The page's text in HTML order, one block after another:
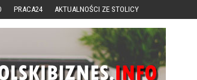
PRACA24 AKTUALNOŚCI ZE STOLICY